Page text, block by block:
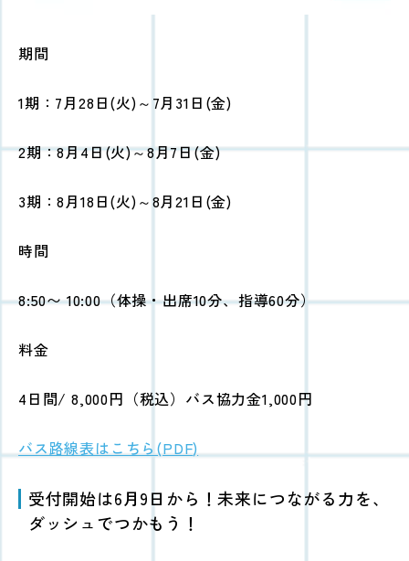
期間
1期：7月28日(火)～7月31日(金)
2期：8月4日(火)～8月7日(金)
3期：8月18日(火)～8月21日(金)
時間
8:50〜 10:00（体操・出席10分、指導60分）
料金
4日間/ 8,000円（税込）バス協力金1,000円
バス路線表はこちら(PDF)
受付開始は6月9日から！未来につながる力を、
ダッシュでつかもう！